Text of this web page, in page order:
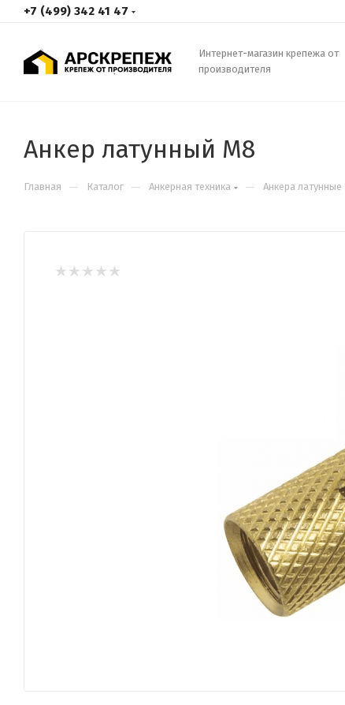
+7 (499) 342 41 47
Интернет-магазин крепежа от
производителя
Анкер латунный М8
Главная — Каталог — Анкерная техника — Анкера латунные